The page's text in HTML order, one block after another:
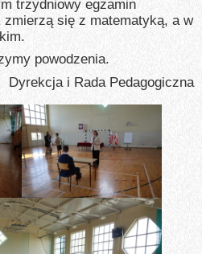
trzydniowy egzamin
się z matematyką, a w
powodzenia.
Dyrekcja i Rada Pedagogiczna